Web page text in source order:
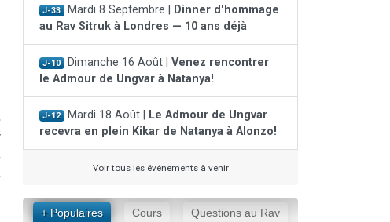
J-33 Mardi 8 Septembre |
Dinner d'hommage
au Rav Sitruk à Londres — 10 ans déjà
J-10 Dimanche 16 Août | Venez rencontrer
le Admour de Ungvar à Natanya!
J-12 Mardi 18 Août |
Le Admour de Ungvar
recevra en plein Kikar de Natanya à Alonzo!
Voir tous les événements à venir
+ Populaires Cours Questions au Rav